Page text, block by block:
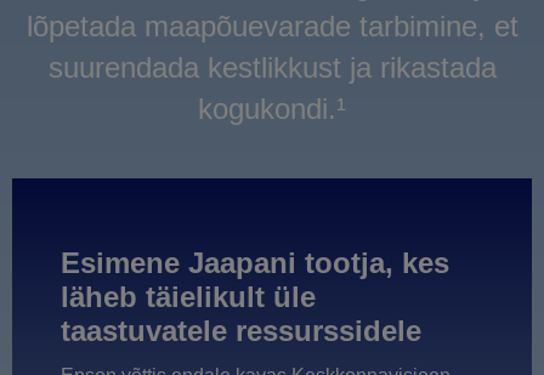
lõpetada maapõuevarade tarbimine, et
suurendada kestlikkust ja rikastada
kogukondi.¹
Esimene Jaapani tootja, kes
läheb täielikult üle
taastuvatele ressurssidele